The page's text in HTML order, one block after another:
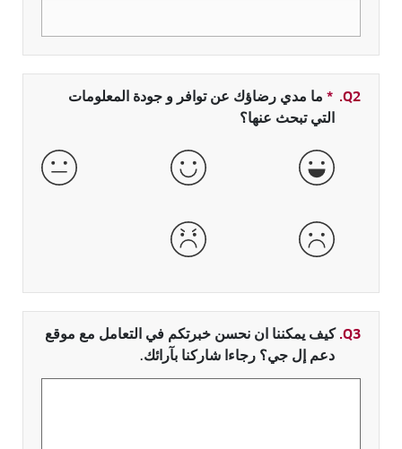
Q2.
* حقل مطلوب
ما مدي رضاؤك عن توافر و جودة المعلومات
التي تبحث عنها؟
جيدة جداً جيدة عادية
سيئة سيئة جداً
Q3. كيف يمكننا ان نحسن خبرتكم في التعامل مع موقع
دعم إل جي؟ رجاءا شاركنا بآرائك.